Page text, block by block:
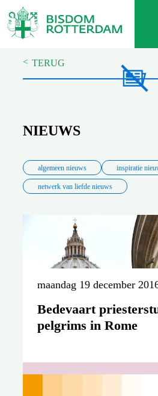
< TERUG
NIEUWS
algemeen nieuws inspiratie
netwerk van liefde nieuws
maandag 19 december
Bedevaart
pelgrims in Rome